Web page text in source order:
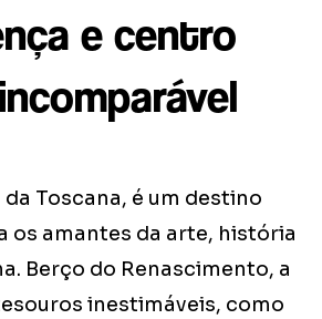
e centro
Toscana, é um destino
os amantes da arte, história
Berço do Renascimento, a
inestimáveis, como